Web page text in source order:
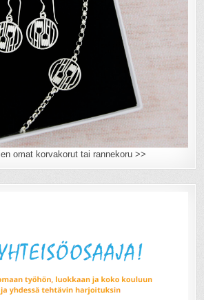
omat korvakorut tai rannekoru >>